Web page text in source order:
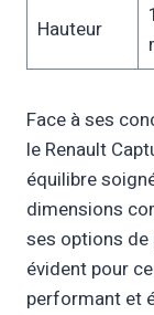
Hauteur
Face à ses
le Renault
équilibre
dimensions
ses options
évident pour
performant et